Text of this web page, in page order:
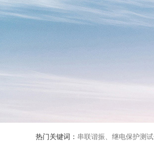
热门关键词： 串联谐振、继电保护测